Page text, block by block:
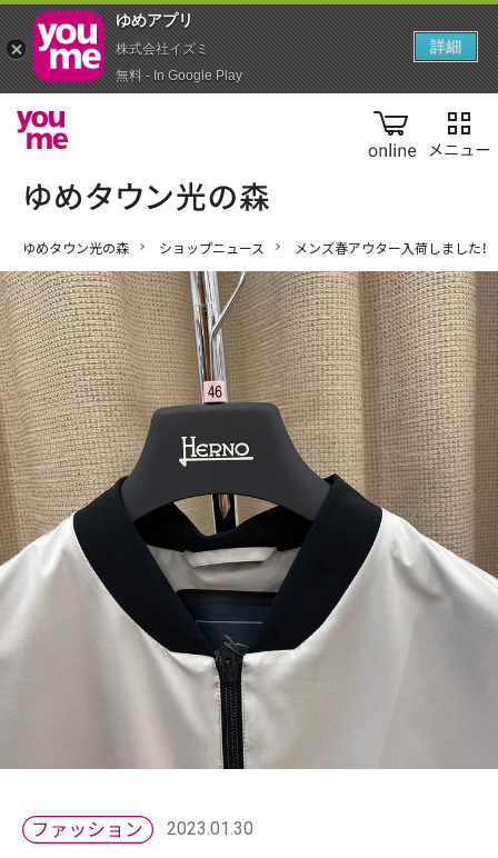
online
ゆめタウン光の森 ショップニュース メンズ春アウター入荷しました！
2023.01.30
ゆめアプ‪リ‬
株式会社イズミ
無料 - In Google Play
詳細